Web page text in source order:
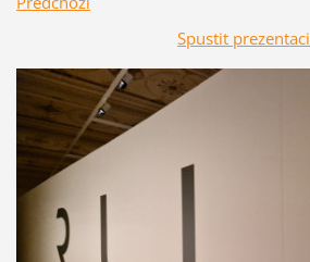
Spustit prezentaci